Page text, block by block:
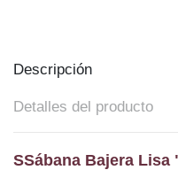
Descripción
Detalles del producto
SSábana Bajera Lisa